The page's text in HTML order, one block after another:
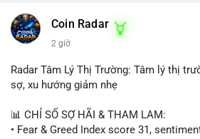
Liên hệ ngay để được tư vấn và hỗ trợ
Coin Radar
2 giờ
Radar Tâm Lý Thị Trường: Tâm lý thị
sợ, xu hướng giảm nhẹ
📊 CHỈ SỐ SỢ HÃI & THAM LAM:
• Fear & Greed Index score 31,